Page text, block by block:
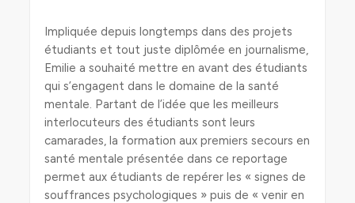
Impliquée depuis longtemps dans des projets
étudiants et tout juste diplômée en journalisme,
Emilie a souhaité mettre en avant des étudiants
qui s’engagent dans le domaine de la santé
mentale. Partant de l’idée que les meilleurs
interlocuteurs des étudiants sont leurs
camarades, la formation aux premiers secours en
santé mentale présentée dans ce reportage
permet aux étudiants de repérer les « signes de
souffrances psychologiques » puis de « venir en